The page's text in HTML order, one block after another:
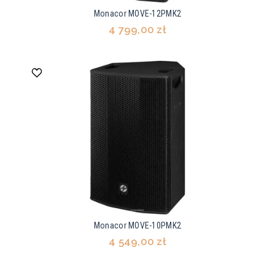
Monacor MOVE-12PMK2
4 799,00 zł
Monacor MOVE-10PMK2
4 549,00 zł